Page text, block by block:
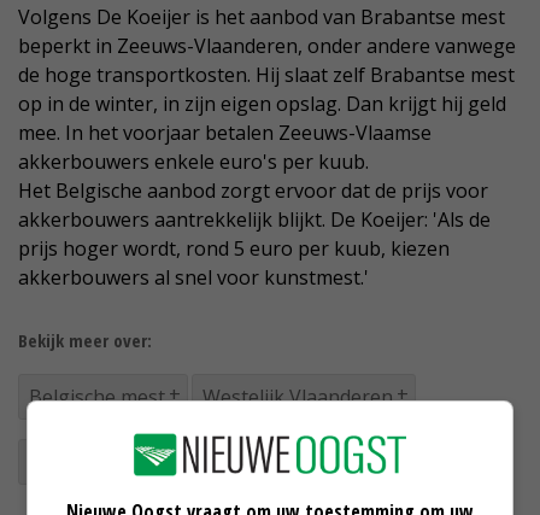
Volgens De Koeijer is het aanbod van Brabantse mest
beperkt in Zeeuws-Vlaanderen, onder andere vanwege
de hoge transportkosten. Hij slaat zelf Brabantse mest
op in de winter, in zijn eigen opslag. Dan krijgt hij geld
mee. In het voorjaar betalen Zeeuws-Vlaamse
akkerbouwers enkele euro's per kuub.
Het Belgische aanbod zorgt ervoor dat de prijs voor
akkerbouwers aantrekkelijk blijkt. De Koeijer: 'Als de
prijs hoger wordt, rond 5 euro per kuub, kiezen
akkerbouwers al snel voor kunstmest.'
Bekijk meer over:
Belgische mest Westelijk Vlaanderen
Zeeuws-Vlaanderen
tussenopslag